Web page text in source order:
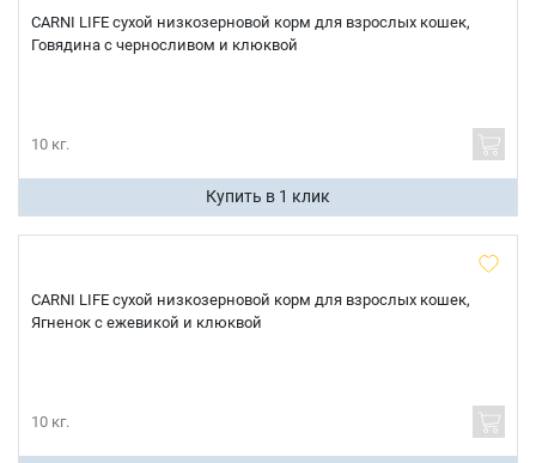
CARNI LIFE сухой низкозерновой корм для взрослых кошек,
Говядина с черносливом и клюквой
10 кг.
Купить в 1 клик
CARNI LIFE сухой низкозерновой корм для взрослых кошек,
Ягненок с ежевикой и клюквой
10 кг.